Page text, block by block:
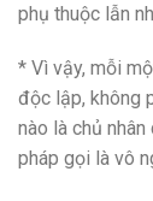
phụ thuộc lẫn
* Vì vậy, mỗi
độc lập, không
nào là chủ
pháp gọi là vô